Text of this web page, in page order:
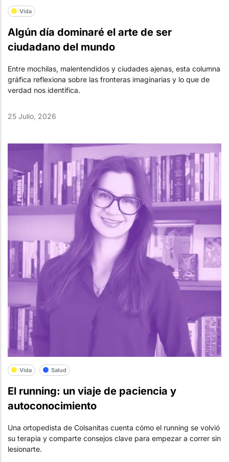
Vida
Algún día dominaré el arte de ser
ciudadano del mundo
Entre mochilas, malentendidos y ciudades ajenas, esta columna
gráfica reflexiona sobre las fronteras imaginarias y lo que de
verdad nos identifica.
25 Julio, 2026
Vida Salud
El running: un viaje de paciencia y
autoconocimiento
Una ortopedista de Colsanitas cuenta cómo el running se volvió
su terapia y comparte consejos clave para empezar a correr sin
lesionarte.